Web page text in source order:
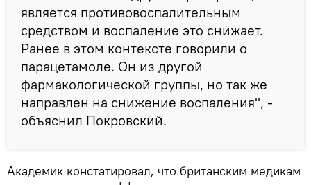
является противовоспалительным
средством и воспаление это снижает.
Ранее в этом контексте говорили о
парацетамоле. Он из другой
фармакологической группы, но так же
направлен на снижение воспаления", -
объяснил Покровский.
Академик констатировал, что британским медикам